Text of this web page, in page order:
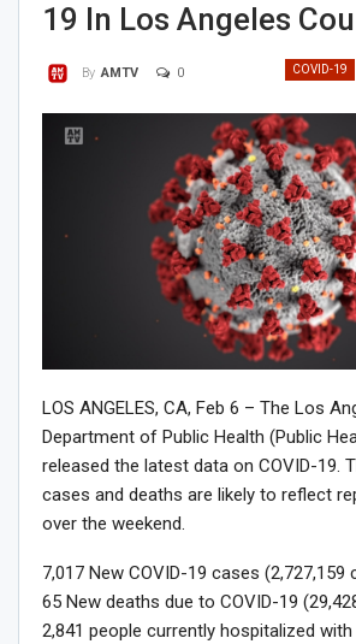
19 In Los Angeles
COVID-19
By AMTV 0
LOS ANGELES, CA, Feb 6 – The Los
Department of Public Health (Public
released the latest data on COVID-19.
cases and deaths are likely to reflect
over the weekend.
7,017 New COVID-19 cases
65 New deaths due to COVID-19
2,841 people currently hospitalized with